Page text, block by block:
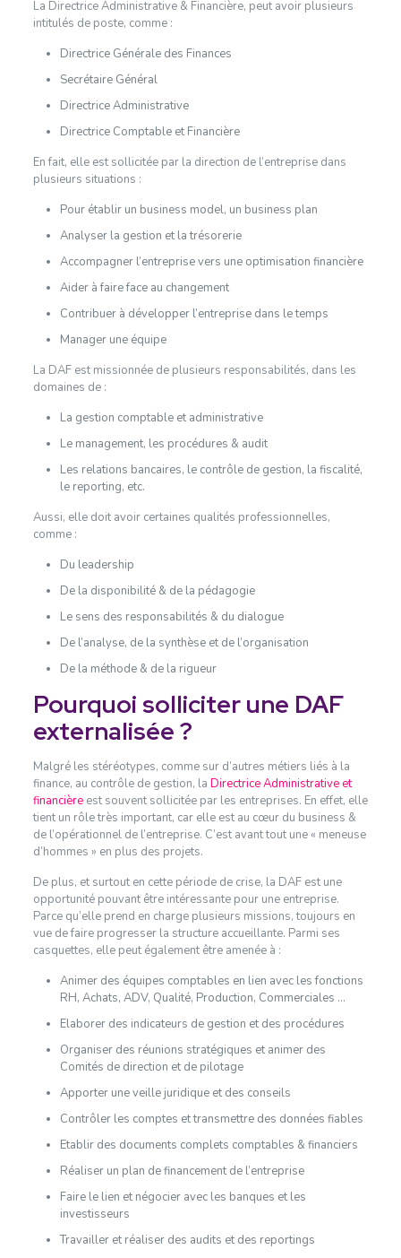
La Directrice Administrative & Financière, peut avoir plusieurs
intitulés de poste, comme :
Directrice Générale des Finances
Secrétaire Général
Directrice Administrative
Directrice Comptable et Financière
En fait, elle est sollicitée par la direction de l’entreprise dans
plusieurs situations :
Pour établir un business model, un business plan
Analyser la gestion et la trésorerie
Accompagner l’entreprise vers une optimisation financière
Aider à faire face au changement
Contribuer à développer l’entreprise dans le temps
Manager une équipe
La DAF est missionnée de plusieurs responsabilités, dans les
domaines de :
La gestion comptable et administrative
Le management, les procédures & audit
Les relations bancaires, le contrôle de gestion, la fiscalité,
le reporting, etc.
Aussi, elle doit avoir certaines qualités professionnelles,
comme :
Du leadership
De la disponibilité & de la pédagogie
Le sens des responsabilités & du dialogue
De l’analyse, de la synthèse et de l’organisation
De la méthode & de la rigueur
Pourquoi solliciter une DAF
externalisée ?
Malgré les stéréotypes, comme sur d’autres métiers liés à la
finance, au contrôle de gestion, la Directrice Administrative et
financièreest souvent sollicitée par les entreprises. En effet, elle
tient un rôle très important, car elle est au cœur du business &
de l’opérationnel de l’entreprise. C’est avant tout une « meneuse
d’hommes » en plus des projets.
De plus, et surtout en cette période de crise, la DAF est une
opportunité pouvant être intéressante pour une entreprise.
Parce qu’elle prend en charge plusieurs missions, toujours en
vue de faire progresser la structure accueillante. Parmi ses
casquettes, elle peut également être amenée à :
Animer des équipes comptables en lien avec les fonctions
RH, Achats, ADV, Qualité, Production, Commerciales …
Elaborer des indicateurs de gestion et des procédures
Organiser des réunions stratégiques et animer des
Comités de direction et de pilotage
Apporter une veille juridique et des conseils
Contrôler les comptes et transmettre des données fiables
Etablir des documents complets comptables & financiers
Réaliser un plan de financement de l’entreprise
Faire le lien et négocier avec les banques et les
investisseurs
Travailler et réaliser des audits et des reportings